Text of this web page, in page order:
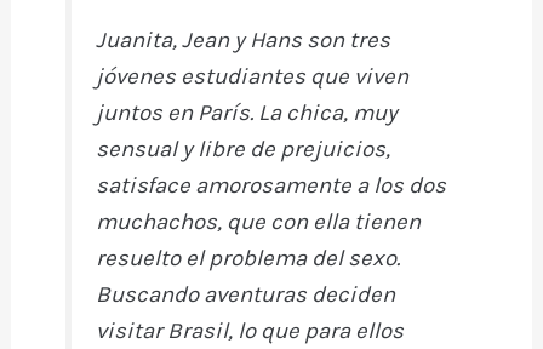
Juanita, Jean y Hans son tres
jóvenes estudiantes que viven
juntos en París. La chica, muy
sensual y libre de prejuicios,
satisface amorosamente a los dos
muchachos, que con ella tienen
resuelto el problema del sexo.
Buscando aventuras deciden
visitar Brasil, lo que para ellos